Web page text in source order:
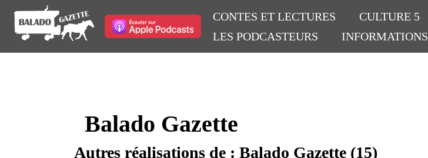
CONTES ET LECTURES CULTURE 5
LES PODCASTEURS
INFORMATIONS
Balado Gazette
Autres réalisations de : Balado Gazette (15)